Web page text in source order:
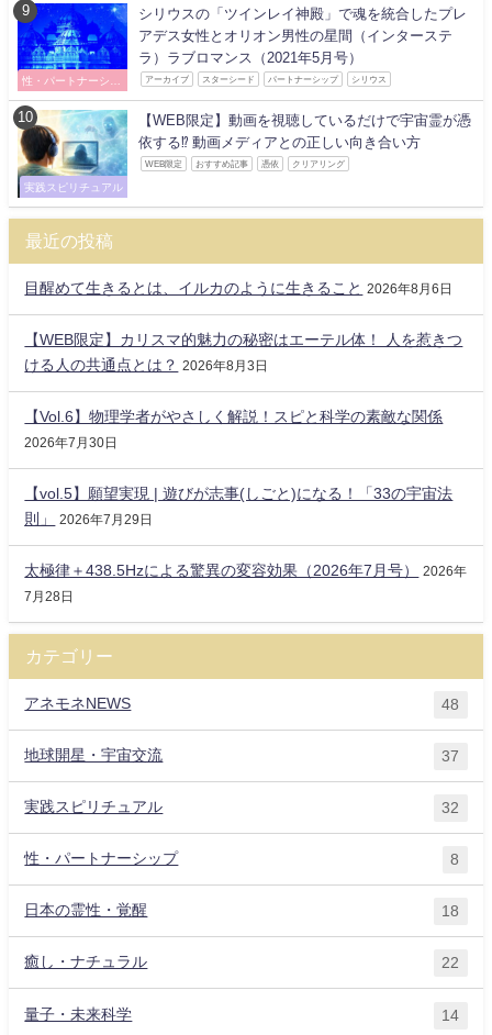
性・パートナーシッ
シリウスの「ツインレイ神殿」で魂を統合したプレ
アデス女性とオリオン男性の星間（インターステ
ラ）ラブロマンス（2021年5月号）
アーカイブ スターシード パートナーシップ シリウス
実践スピリチュアル
【WEB限定】動画を視聴しているだけで宇宙霊が憑
依する⁉ 動画メディアとの正しい向き合い方
WEB限定 おすすめ記事 憑依 クリアリング
最近の投稿
目醒めて生きるとは、イルカのように生きること 2026年8月6日
【WEB限定】カリスマ的魅力の秘密はエーテル体！ 人を惹きつ
ける人の共通点とは？
2026年8月3日
【Vol.6】物理学者がやさしく解説！スピと科学の素敵な関係
2026年7月30日
【vol.5】願望実現 | 遊びが志事(しごと)になる！「33の宇宙法
則」
2026年7月29日
太極律＋438.5Hzによる驚異の変容効果（2026年7月号）
2026年
7月28日
カテゴリー
アネモネNEWS 48
地球開星・宇宙交流 37
実践スピリチュアル 32
性・パートナーシップ 8
日本の霊性・覚醒 18
癒し・ナチュラル 22
量子・未来科学 14